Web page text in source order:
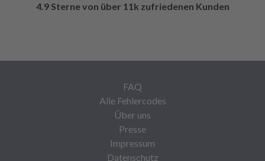
4.9 Sterne von über 11k zufriedenen Kunden
FAQ
Alle Fehlercodes
Über uns
Presse
Impressum
Datenschutz